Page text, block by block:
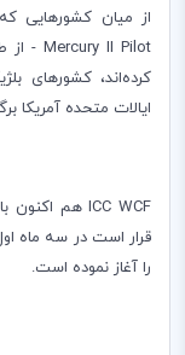
از میان کشورهایی
Mercury II Pilot - از
کرده‌اند، کشورهای
ایالات ‌متحده آمریکا
ICC WCFهم اکنون
را آغاز نموده است.